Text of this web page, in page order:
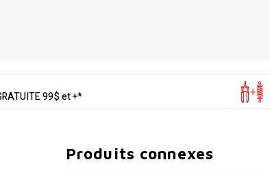
99$ et +*
Produits connexes